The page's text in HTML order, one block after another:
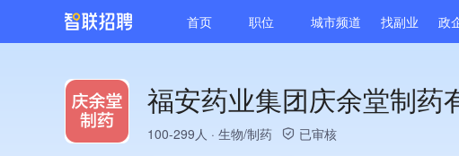
首页 职位 城市频道 找副业 政
福安药业集团庆余堂制药
100-299人 · 生物/制药 已审核